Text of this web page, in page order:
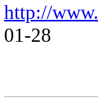
http://
01-28